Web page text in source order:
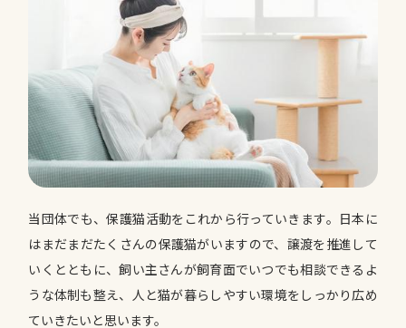
当団体でも、保護猫活動をこれから行っていきます。日本に
はまだまだたくさんの保護猫がいますので、譲渡を推進して
いくとともに、飼い主さんが飼育面でいつでも相談できるよ
うな体制も整え、人と猫が暮らしやすい環境をしっかり広め
ていきたいと思います。